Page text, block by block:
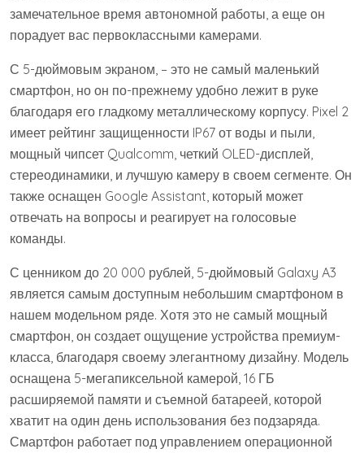
замечательное время автономной работы, а еще он
порадует вас первоклассными камерами.
С 5-дюймовым экраном, – это не самый маленький
смартфон, но он по-прежнему удобно лежит в руке
благодаря его гладкому металлическому корпусу. Pixel 2
имеет рейтинг защищенности IP67 от воды и пыли,
мощный чипсет Qualcomm, четкий OLED-дисплей,
стереодинамики, и лучшую камеру в своем сегменте. Он
также оснащен Google Assistant, который может
отвечать на вопросы и реагирует на голосовые
команды.
С ценником до 20 000 рублей, 5-дюймовый Galaxy A3
является самым доступным небольшим смартфоном в
нашем модельном ряде. Хотя это не самый мощный
смартфон, он создает ощущение устройства премиум-
класса, благодаря своему элегантному дизайну. Модель
оснащена 5-мегапиксельной камерой, 16 ГБ
расширяемой памяти и съемной батареей, которой
хватит на один день использования без подзаряда.
Смартфон работает под управлением операционной